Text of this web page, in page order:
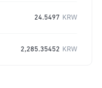
24.5497 KRW
2,285.35452 KRW